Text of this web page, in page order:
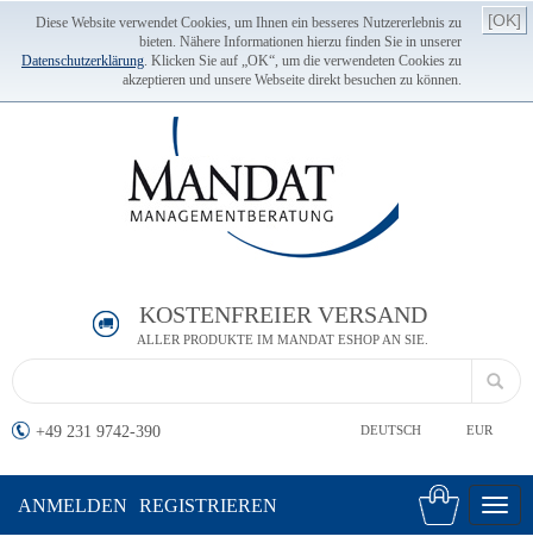
Diese Website verwendet Cookies, um Ihnen ein besseres Nutzererlebnis zu
bieten. Nähere Informationen hierzu finden Sie in unserer
Datenschutzerklärung. Klicken Sie auf „OK“, um die verwendeten Cookies zu
akzeptieren und unsere Webseite direkt besuchen zu können.
[OK]
KOSTENFREIER VERSAND
ALLER PRODUKTE IM MANDAT ESHOP AN SIE.
+49 231 9742-390 DEUTSCH EUR
ANMELDEN REGISTRIEREN